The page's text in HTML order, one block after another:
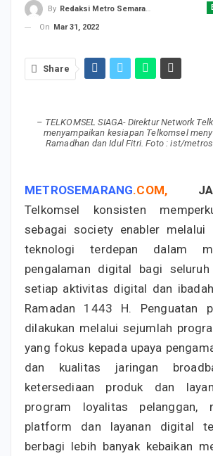
By Redaksi Metro Semarang
On
Mar 31, 2022
Share
– TELKOMSEL SIAGA- Direktur Network
menyampaikan kesiapan Telkomsel
Ramadhan dan Idul Fitri. Foto : ist/
METROSEMARANG.COM,
Telkomsel konsisten
sebagai society enabler melalui
teknologi terdepan dalam
pengalaman digital bagi
setiap aktivitas digital dan
Ramadan 1443 H. Penguatan
dilakukan melalui sejumlah
yang fokus kepada upaya
dan kualitas jaringan
ketersediaan produk dan
program loyalitas pelanggan,
platform dan layanan digital
berbagi lebih banyak kebaikan